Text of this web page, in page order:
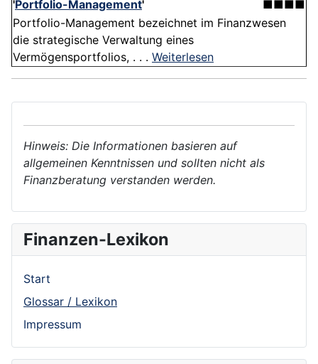
'Portfolio-Management'
■■■■
Portfolio-Management bezeichnet im Finanzwesen
die strategische Verwaltung eines
Vermögensportfolios, . . . Weiterlesen
Hinweis: Die Informationen basieren auf
allgemeinen Kenntnissen und sollten nicht als
Finanzberatung verstanden werden.
Finanzen-Lexikon
Start
Glossar / Lexikon
Impressum